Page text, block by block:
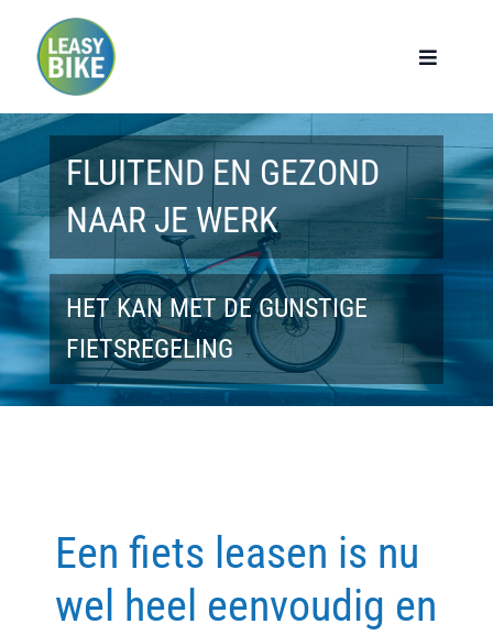
Toggle
Home
Werknemers
Werkgevers
Privé lease
Modellen
Contact
FLUITEND EN GEZOND
NAAR JE WERK
HET KAN MET DE GUNSTIGE
FIETSREGELING
Een fiets leasen is nu
wel heel eenvoudig en